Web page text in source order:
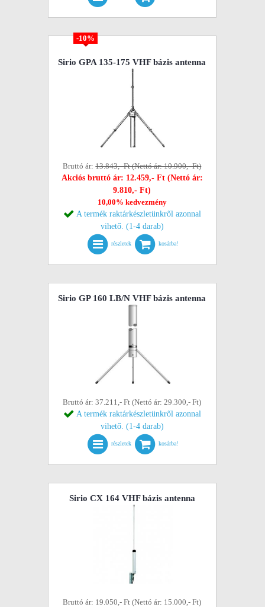
-10%
Sirio GPA 135-175 VHF bázis antenna
Bruttó ár:13.843,- Ft (Nettó ár: 10.900,- Ft)
Akciós bruttó ár: 12.459,- Ft (Nettó ár:
9.810,- Ft)
10,00% kedvezmény
A termék raktárkészletünkről azonnal
vihető. (1-4 darab)
részletek kosárba!
Sirio GP 160 LB/N VHF bázis antenna
Bruttó ár: 37.211,- Ft (Nettó ár: 29.300,- Ft)
A termék raktárkészletünkről azonnal
vihető. (1-4 darab)
részletek kosárba!
Sirio CX 164 VHF bázis antenna
Bruttó ár: 19.050,- Ft (Nettó ár: 15.000,- Ft)